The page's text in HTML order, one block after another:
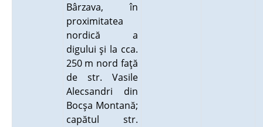
Bârzava, în
proximitatea
nordică a
digului şi la cca.
250 m nord faţă
de str. Vasile
Alecsandri din
Bocşa Montană;
capătul str.